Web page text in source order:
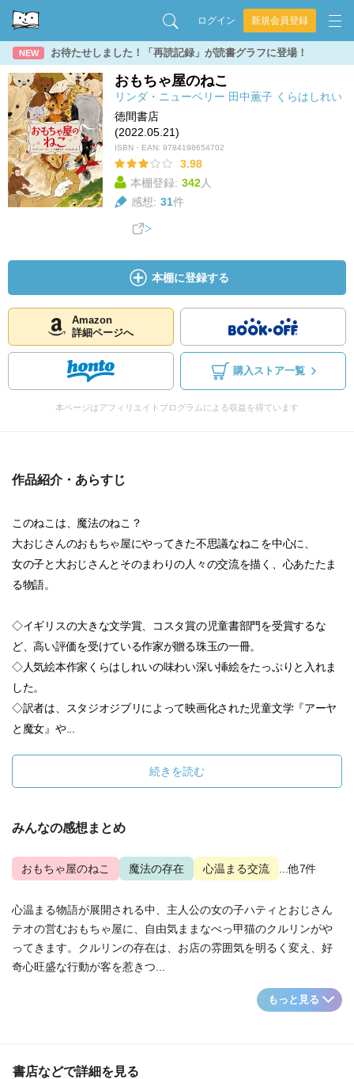
ログイン 新規会員登録
NEW お待たせしました！「再読記録」が読書グラフに登場！
おもちゃ屋のねこ
リンダ・ニューベリー 田中薫子 くらはしれい
徳間書店
(2022.05.21)
ISBN・EAN: 9784198654702
3.98
本棚登録: 342人
感想: 31件
本棚に登録する
Amazon
詳細ページへ
購入ストア一覧
本ページはアフィリエイトプログラムによる収益を得ています
作品紹介・あらすじ
このねこは、魔法のねこ？
大おじさんのおもちゃ屋にやってきた不思議なねこを中心に、
女の子と大おじさんとそのまわりの人々の交流を描く、心あたたま
る物語。
◇イギリスの大きな文学賞、コスタ賞の児童書部門を受賞するな
ど、高い評価を受けている作家が贈る珠玉の一冊。
◇人気絵本作家くらはしれいの味わい深い挿絵をたっぷりと入れま
した。
◇訳者は、スタジオジブリによって映画化された児童文学『アーヤ
と魔女』や...
続きを読む
みんなの感想まとめ
おもちゃ屋のねこ 魔法の存在 心温まる交流 ...他7件
心温まる物語が展開される中、主人公の女の子ハティとおじさん
テオの営むおもちゃ屋に、自由気ままなべっ甲猫のクルリンがや
ってきます。クルリンの存在は、お店の雰囲気を明るく変え、好
奇心旺盛な行動が客を惹きつ...
もっと見る
書店などで詳細を見る